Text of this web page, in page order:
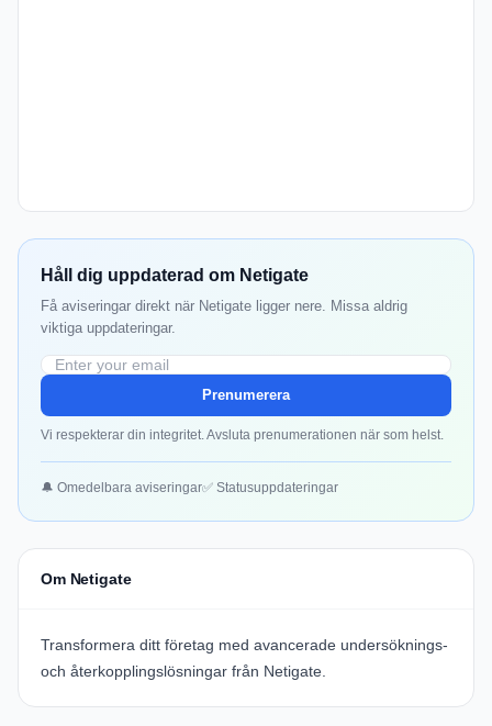
Håll dig uppdaterad om Netigate
Få aviseringar direkt när Netigate ligger nere. Missa aldrig
viktiga uppdateringar.
Prenumerera
Vi respekterar din integritet. Avsluta prenumerationen när som helst.
🔔 Omedelbara aviseringar✅ Statusuppdateringar
Om Netigate
Transformera ditt företag med avancerade undersöknings-
och återkopplingslösningar från Netigate.